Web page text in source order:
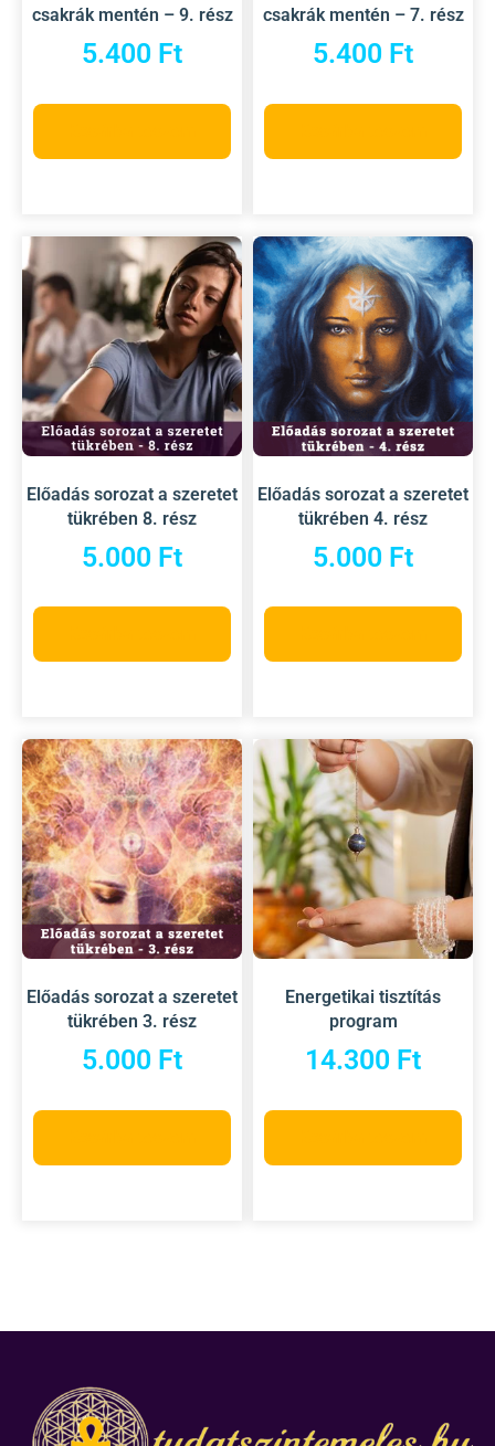
csakrák mentén – 9. rész
5.400 Ft
csakrák mentén – 7. rész
5.400 Ft
Előadás sorozat a szeretet
tükrében 8. rész
5.000 Ft
Előadás sorozat a szeretet
tükrében 4. rész
5.000 Ft
Előadás sorozat a szeretet
tükrében 3. rész
5.000 Ft
Energetikai tisztítás
program
14.300 Ft